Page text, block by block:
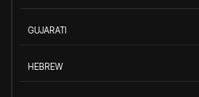
GUJARATI
HEBREW